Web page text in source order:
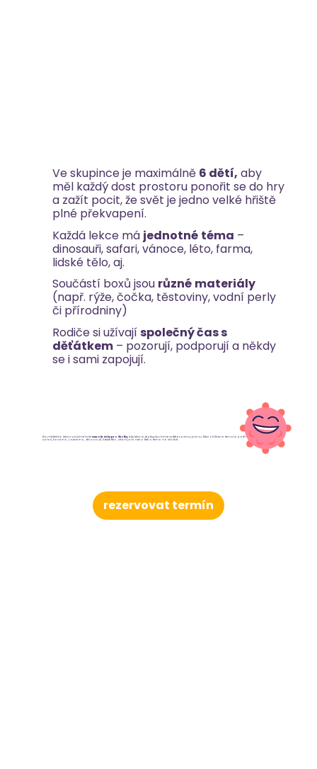
Ve skupince je maximálně 6 dětí, aby
měl každý dost prostoru ponořit se do hry
a zažít pocit, že svět je jedno velké hřiště
plné překvapení.
Každá lekce má jednotné téma –
dinosauři, safari, vánoce, léto, farma,
lidské tělo, aj.
Součástí boxů jsou různé materiály
(např. rýže, čočka, těstoviny, vodní perly
či přírodniny)
Rodiče si užívajíspolečný čas s
děťátkem– pozorují, podporují a někdy
se i sami zapojují.
Kromě těchto lekcí nabízíme takéSenzohrátky pro školky, kdy lekci rádi přizpůsobíme vzdělávacímu plánu. Mezi oblíbená témata patří například vesmír,
safari, kavárna / cukrárna, dinosauři, lidské tělo, vítání jara nebo třeba téma na stavbě.
rezervovat termín